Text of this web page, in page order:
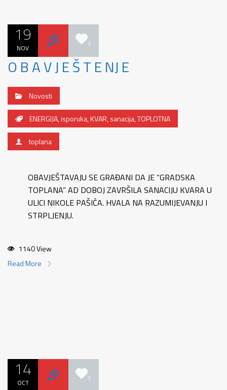
19
NOV 3
O B A V J E Š T E NJ E
Novosti
ENERGIJA,isporuka,KVAR,sanacija,TOPLOTNA
toplana
OBAVJEŠTAVAJU SE GRAĐANI DA JE “GRADSKA
TOPLANA” AD DOBOJ ZAVRŠILA SANACIJU KVARA U
ULICI NIKOLE PAŠIĆA. HVALA NA RAZUMIJEVANJU I
STRPLJENJU.
1140 View
Read More
14
OCT 3